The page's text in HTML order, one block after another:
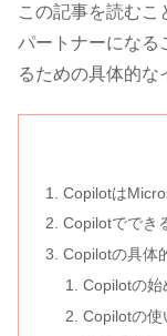
この記事を読む
パートナーになる
るための具体的な
Copilotは
Copilotででき
Copilotの具体
Copilotの始
Copilotの使